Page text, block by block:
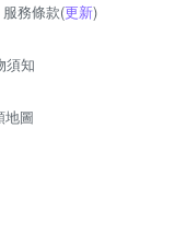
務條款(更新)
須知
地圖